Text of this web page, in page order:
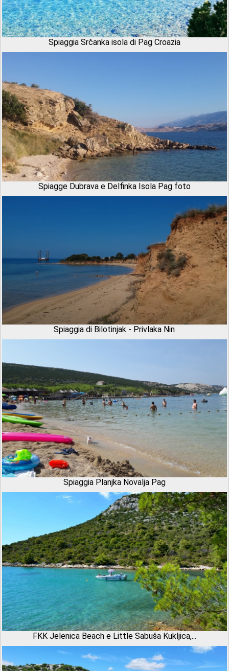
Spiaggia Srčanka isola di Pag Croazia
Spiagge Dubrava e Delfinka Isola Pag foto
Spiaggia di Bilotinjak - Privlaka Nin
Spiaggia Planjka Novalja Pag
FKK Jelenica Beach e Little Sabuša Kukljica,...